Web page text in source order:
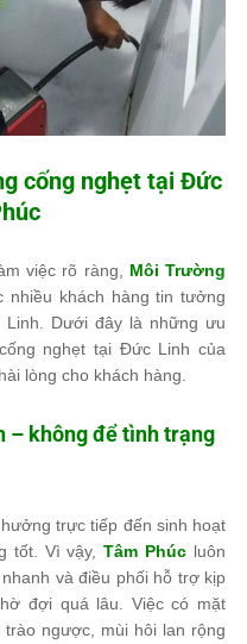
cống nghẹt tại Đức
việc rõ ràng, Môi Trường
khách hàng tin tưởng
Dưới đây là những ưu
nghẹt tại Đức Linh của
lòng cho khách hàng.
– không để tình trạng
trực tiếp đến sinh hoạt
tốt. Vì vậy,Tâm Phúc luôn
và điều phối hỗ trợ kịp
đợi quá lâu. Việc có mặt
ngược, mùi hôi lan rộng